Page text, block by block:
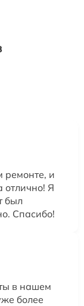
ремонте, и
отлично! Я
был
Спасибо!
в нашем
более